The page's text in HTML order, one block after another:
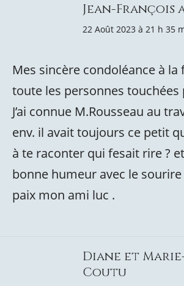
Jean-François
22 Août 2023 à 21 h 35
Mes sincère condoléance à la
toute les personnes touchées
J’ai connue M.Rousseau au
env. il avait toujours ce petit
à te raconter qui fesait rire ?
bonne humeur avec le sourire
paix mon ami luc .
Diane et
Coutu